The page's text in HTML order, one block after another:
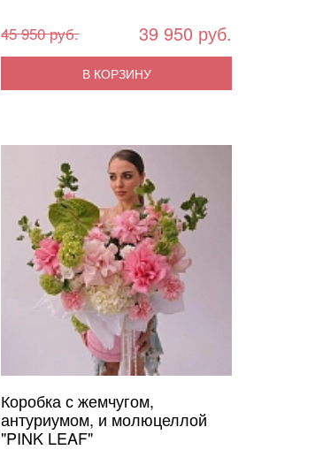
45 950 руб. 39 950 руб.
В КОРЗИНУ
Коробка с жемчугом,
антуриумом, и молюцеллой
"PINK LEAF"